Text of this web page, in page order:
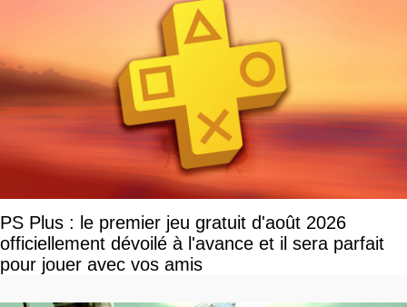
PS Plus : le premier jeu gratuit d'août 2026
officiellement dévoilé à l'avance et il sera parfait
pour jouer avec vos amis